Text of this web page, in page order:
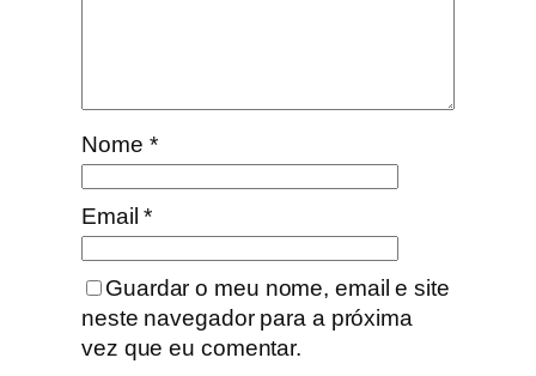
Nome *
Email*
Guardar o meu nome, email e site
neste navegador para a próxima
vez que eu comentar.